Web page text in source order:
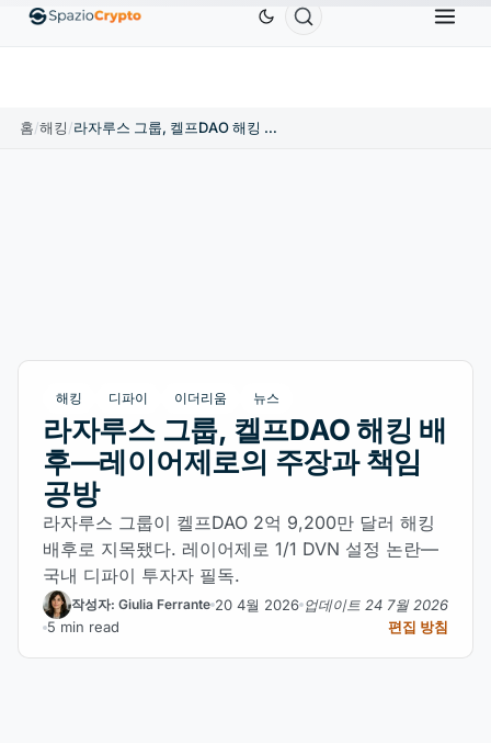
EthereumETHUS$1,880.58 TetherUSDT ↑0.00%
홈/해킹/ 라자루스 그룹, 켈프DAO 해킹 배후—레이어제로의 주장과 책임 공방
해킹 디파이 이더리움 뉴스
라자루스 그룹, 켈프DAO 해킹 배
후—레이어제로의 주장과 책임
공방
라자루스 그룹이 켈프DAO 2억 9,200만 달러 해킹
배후로 지목됐다. 레이어제로 1/1 DVN 설정 논란—
국내 디파이 투자자 필독.
작성자: Giulia Ferrante 20 4월 2026 업데이트 24 7월 2026
5 min read
편집 방침